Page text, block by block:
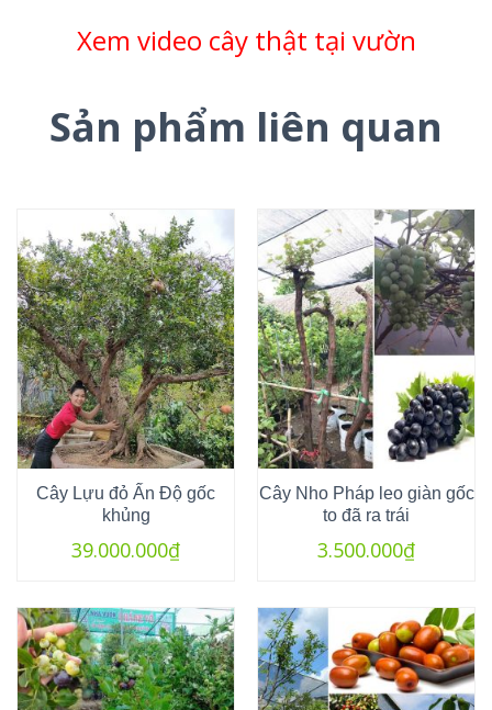
Xem video cây thật tại vườn
Sản phẩm liên quan
Cây Lựu đỏ Ấn Độ gốc
khủng
39.000.000₫
Cây Nho Pháp leo giàn gốc
to đã ra trái
3.500.000₫